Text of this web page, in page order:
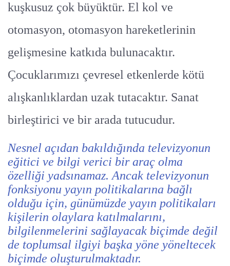
kuşkusuz çok büyüktür. El kol ve
otomasyon, otomasyon hareketlerinin
gelişmesine katkıda bulunacaktır.
Çocuklarımızı çevresel etkenlerde kötü
alışkanlıklardan uzak tutacaktır. Sanat
birleştirici ve bir arada tutucudur.
Nesnel açıdan bakıldığında televizyonun
eğitici ve bilgi verici bir araç olma
özelliği yadsınamaz. Ancak televizyonun
fonksiyonu yayın politikalarına bağlı
olduğu için, günümüzde yayın politikaları
kişilerin olaylara katılmalarını,
bilgilenmelerini sağlayacak biçimde değil
de toplumsal ilgiyi başka yöne yöneltecek
biçimde oluşturulmaktadır.